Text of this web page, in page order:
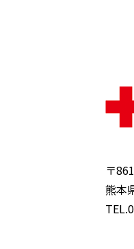
〒
熊本